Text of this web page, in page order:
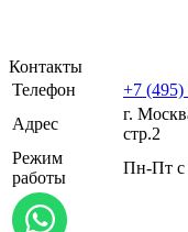
Контакты
Телефон
+7 (495)
Адрес
г.
стр.2
Режим
работы
Пн-Пт с